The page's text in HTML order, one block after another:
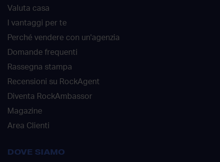
Valuta casa
I vantaggi per te
Perché vendere con un'agenzia
Domande frequenti
Rassegna stampa
Recensioni su RockAgent
Diventa RockAmbassor
Magazine
Area Clienti
DOVE SIAMO